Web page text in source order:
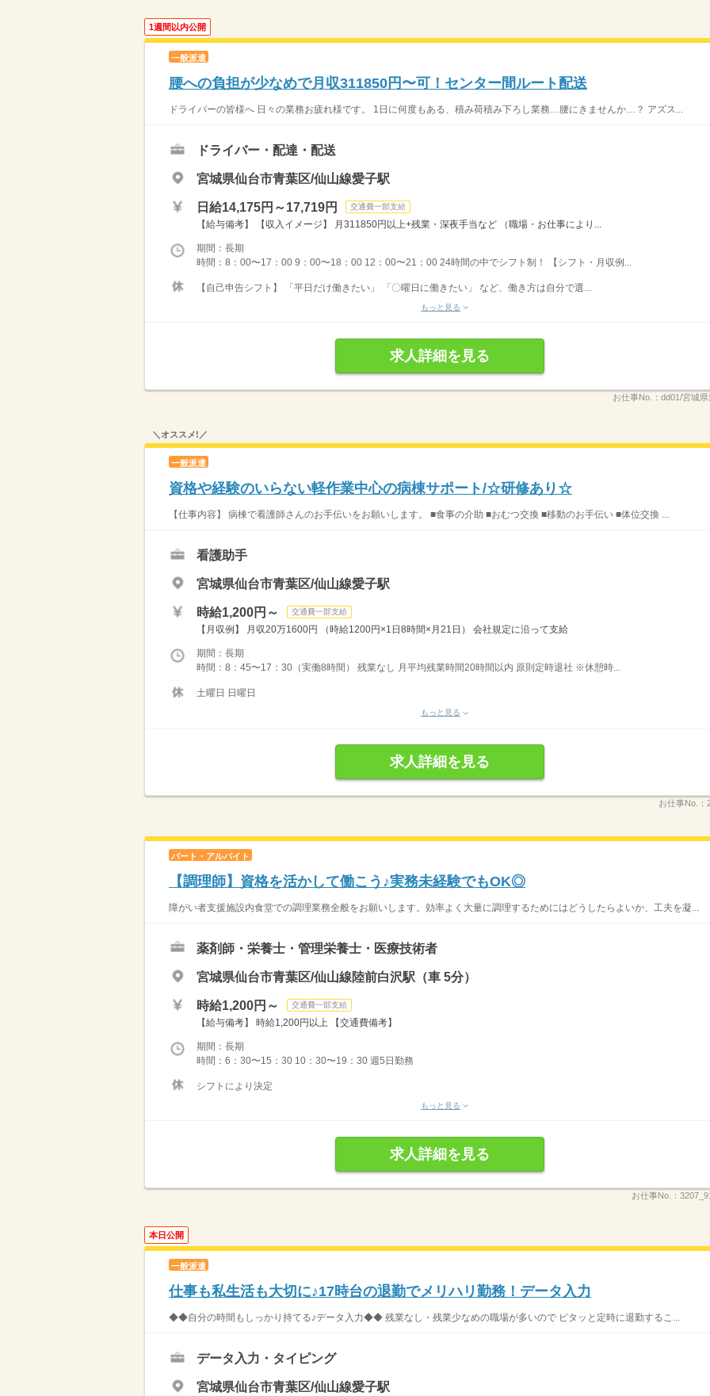
1週間以内公開
一般派遣
腰への負担が少なめで月収311850円〜可！センター間ルート配送
ドライバーの皆様へ 日々の業務お疲れ様です。 1日に何度もある、積み荷積み下ろし業務…腰にきませんか…？ アズス...
ドライバー・配達・配送
宮城県仙台市青葉区/仙山線愛子駅
日給14,175円～17,719円 交通費一部支給
【給与備考】 【収入イメージ】 月311850円以上+残業・深夜手当など （職場・お仕事により...
期間：長期
時間：8：00〜17：00 9：00〜18：00 12：00〜21：00 24時間の中でシフト制！ 【シフト・月収例...
【自己申告シフト】 「平日だけ働きたい」 「〇曜日に働きたい」 など、働き方は自分で選...
もっと見る
求人詳細を見る
お仕事No.： dd01/宮城
＼オススメ!／
一般派遣
資格や経験のいらない軽作業中心の病棟サポート/☆研修あり☆
【仕事内容】 病棟で看護師さんのお手伝いをお願いします。 ■食事の介助 ■おむつ交換 ■移動のお手伝い ■体位交換 ...
看護助手
宮城県仙台市青葉区/仙山線愛子駅
時給1,200円～ 交通費一部支給
【月収例】 月収20万1600円 （時給1200円×1日8時間×月21日） 会社規定に沿って支給
期間：長期
時間：8：45〜17：30（実働8時間） 残業なし 月平均残業時間20時間以内 原則定時退社 ※休憩時...
土曜日 日曜日
もっと見る
求人詳細を見る
お仕事No.：
パート・アルバイト
【調理師】資格を活かして働こう♪実務未経験でもOK◎
障がい者支援施設内食堂での調理業務全般をお願いします。効率よく大量に調理するためにはどうしたらよいか、工夫を凝...
薬剤師・栄養士・管理栄養士・医療技術者
宮城県仙台市青葉区/仙山線陸前白沢駅（車 5分）
時給1,200円～ 交通費一部支給
【給与備考】 時給1,200円以上 【交通費備考】
期間：長期
時間：6：30〜15：30 10：30〜19：30 週5日勤務
シフトにより決定
もっと見る
求人詳細を見る
お仕事No.：
本日公開
一般派遣
仕事も私生活も大切に♪17時台の退勤でメリハリ勤務！データ入力
◆◆自分の時間もしっかり持てる♪データ入力◆◆ 残業なし・残業少なめの職場が多いので ピタッと定時に退勤するこ...
データ入力・タイピング
宮城県仙台市青葉区/仙山線愛子駅